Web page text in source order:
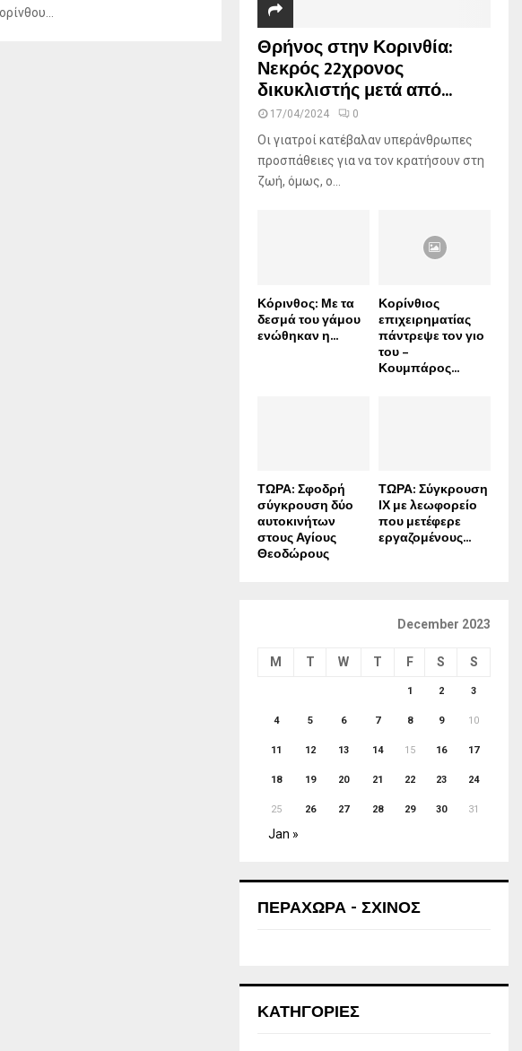
Θρήνος στην Κορινθία:
Νεκρός 22χρονος
δικυκλιστής μετά από...
17/04/2024 0
Οι γιατροί κατέβαλαν υπεράνθρωπες
προσπάθειες για να τον κρατήσουν στη
ζωή, όμως, ο...
Κόρινθος: Με τα
δεσμά του γάμου
ενώθηκαν η...
Κορίνθιος
επιχειρηματίας
πάντρεψε τον γιο
του –
Κουμπάρος...
ΤΩΡΑ: Σφοδρή
σύγκρουση δύο
αυτοκινήτων
στους Αγίους
Θεοδώρους
ΤΩΡΑ: Σύγκρουση
ΙΧ με λεωφορείο
που μετέφερε
εργαζομένους...
December 2023
M T W T F S S
1 2 3
4 5 6 7 8 9 10
11 12 13 14 15 16 17
18 19 20 21 22 23 24
25 26 27 28 29 30 31
Jan »
ΠΕΡΑΧΩΡΑ - ΣΧΙΝΟΣ
ΚΑΤΗΓΟΡΙΕΣ